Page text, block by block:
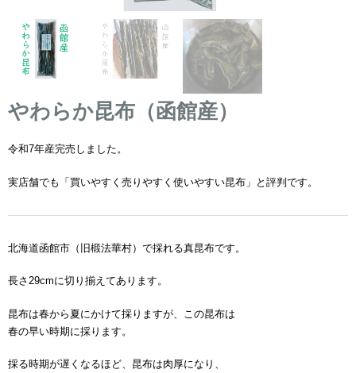
やわらか昆布（函館産）
令和7年産完売しました。
実店舗でも「買いやすく売りやすく使いやすい昆布」と評判です。
北海道函館市（旧椴法華村）で採れる真昆布です。
長さ29cmに切り揃えてあります。
昆布は春から夏にかけて採りますが、この昆布は
春の早い時期に採ります。
採る時期が遅くなるほど、昆布は肉厚になり、